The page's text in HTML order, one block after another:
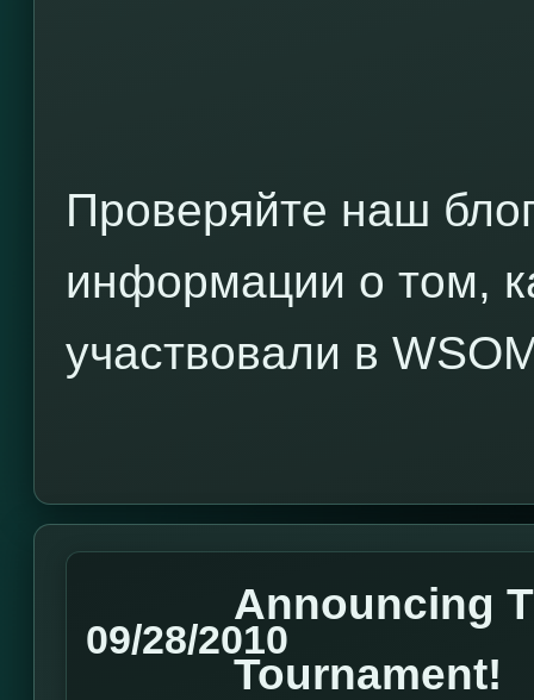
Проверяйте наш
информации о том,
участвовали в
09/28/2010
Announcing
Tournament!